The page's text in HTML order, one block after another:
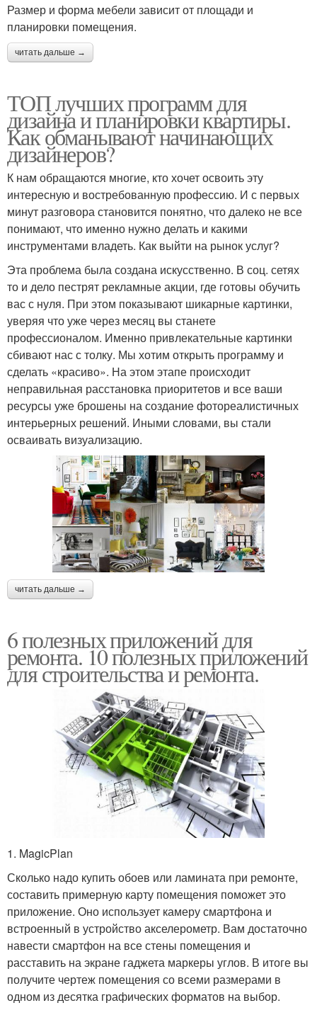
Размер и форма мебели зависит от площади и
планировки помещения.
читать дальше →
ТОП лучших программ для
дизайна и планировки квартиры.
Как обманывают начинающих
дизайнеров?
К нам обращаются многие, кто хочет освоить эту
интересную и востребованную профессию. И с первых
минут разговора становится понятно, что далеко не все
понимают, что именно нужно делать и какими
инструментами владеть. Как выйти на рынок услуг?
Эта проблема была создана искусственно. В соц. сетях
то и дело пестрят рекламные акции, где готовы обучить
вас с нуля. При этом показывают шикарные картинки,
уверяя что уже через месяц вы станете
профессионалом. Именно привлекательные картинки
сбивают нас с толку. Мы хотим открыть программу и
сделать «красиво». На этом этапе происходит
неправильная расстановка приоритетов и все ваши
ресурсы уже брошены на создание фотореалистичных
интерьерных решений. Иными словами, вы стали
осваивать визуализацию.
читать дальше →
6 полезных приложений для
ремонта. 10 полезных приложений
для строительства и ремонта.
1. MagicPlan
Сколько надо купить обоев или ламината при ремонте,
составить примерную карту помещения поможет это
приложение. Оно использует камеру смартфона и
встроенный в устройство акселерометр. Вам достаточно
навести смартфон на все стены помещения и
расставить на экране гаджета маркеры углов. В итоге вы
получите чертеж помещения со всеми размерами в
одном из десятка графических форматов на выбор.